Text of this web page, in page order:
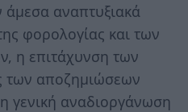
αναπτυξιακά
φορολογίας και των
η επιτάχυνση των
των αποζημιώσεων
γενική αναδιοργάνωση